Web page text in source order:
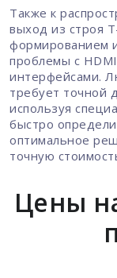
Также к
выход из строя
формированием
проблемы с
интерфейсами.
требует точной
используя
быстро
оптимальное
точную
Цены